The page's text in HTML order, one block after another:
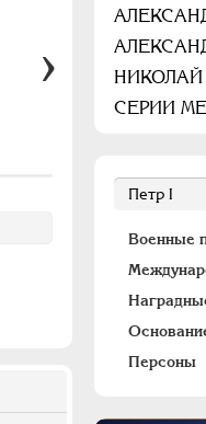
НИКОЛАЙ
СЕРИИ
Военные
Персоны